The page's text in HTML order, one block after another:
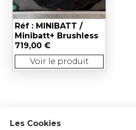
Réf : MINIBATT /
Minibatt+ Brushless
719,00 €
Voir le produit
Les Cookies